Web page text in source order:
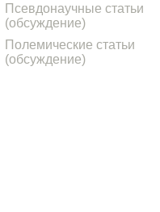
Псевдонаучные статьи
(обсуждение)
Полемические статьи
(обсуждение)